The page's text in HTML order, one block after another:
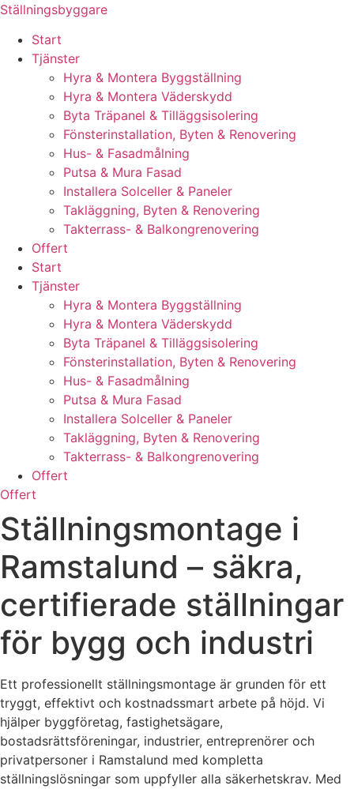
Skip
content
Ställningsbyggare
Start
Tjänster
Hyra & Montera Byggställning
Hyra & Montera Väderskydd
Byta Träpanel & Tilläggsisolering
Fönsterinstallation, Byten & Renovering
Hus- & Fasadmålning
Putsa & Mura Fasad
Installera Solceller & Paneler
Takläggning, Byten & Renovering
Takterrass- & Balkongrenovering
Offert
Start
Tjänster
Hyra & Montera Byggställning
Hyra & Montera Väderskydd
Byta Träpanel & Tilläggsisolering
Fönsterinstallation, Byten & Renovering
Hus- & Fasadmålning
Putsa & Mura Fasad
Installera Solceller & Paneler
Takläggning, Byten & Renovering
Takterrass- & Balkongrenovering
Offert
Offert
Ställningsmontage i
Ramstalund – säkra,
certifierade ställningar
för bygg och industri
Ett professionellt ställningsmontage är grunden för ett
tryggt, effektivt och kostnadssmart arbete på höjd. Vi
hjälper byggföretag, fastighetsägare,
bostadsrättsföreningar, industrier, entreprenörer och
privatpersoner i Ramstalund med kompletta
ställningslösningar som uppfyller alla säkerhetskrav. Med